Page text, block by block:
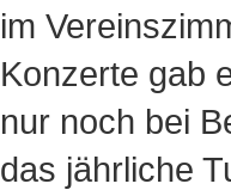
im
Konzerte gab
nur noch bei
das jährliche